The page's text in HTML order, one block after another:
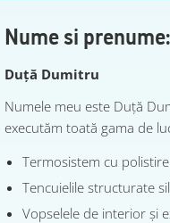
Nume si prenume:
Duță Dumitru
Numele meu este Duță
executăm toată gama de
Termosistem cu
Tencuielile structurate
Vopselele de interior și